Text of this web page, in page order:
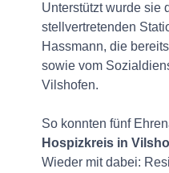
Unterstützt wurde sie
stellvertretenden
Hassmann, die
sowie vom
Vilshofen.
So konnten fünf
Hospizkreis in
Wieder mit dabei: